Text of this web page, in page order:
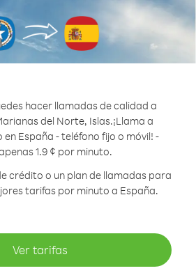
hacer llamadas de calidad a
del Norte, Islas.¡Llama a
España - teléfono fijo o móvil! -
1.9 ¢ por minuto.
crédito o un plan de llamadas para
tarifas por minuto a España.
Ver tarifas